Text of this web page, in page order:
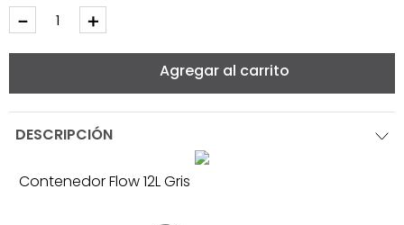
＋
－
Agregar al carrito
DESCRIPCIÓN
Contenedor Flow 12L Gris